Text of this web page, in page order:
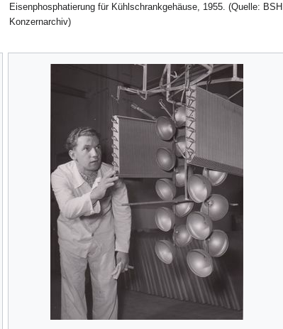
Eisenphosphatierung für Kühlschrankgehäuse, 1955. (Quelle: BSH
Konzernarchiv)